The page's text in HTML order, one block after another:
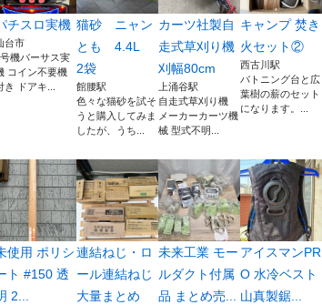
チスロ実機
台市
機バーサス実
コイン不要機
き ドアキ...
猫砂 ニャン
とも 4.4L
2袋
館腰駅
色々な猫砂を試そ
うと購入してみま
したが、うち...
カーツ社製自
走式草刈り機
刈幅80cm
上涌谷駅
自走式草刈り機
メーカーカーツ機
械 型式不明...
キャンプ 焚き
火セット②
西古川駅
バトニング台と広
葉樹の薪のセット
になります。...
使用 ポリシ
ト #150 透
2...
連結ねじ・ロ
ール連結ねじ
大量まとめ
未来工業 モー
ルダクト付属
品 まとめ売...
アイスマンPR
O 水冷ベスト
山真製鋸...